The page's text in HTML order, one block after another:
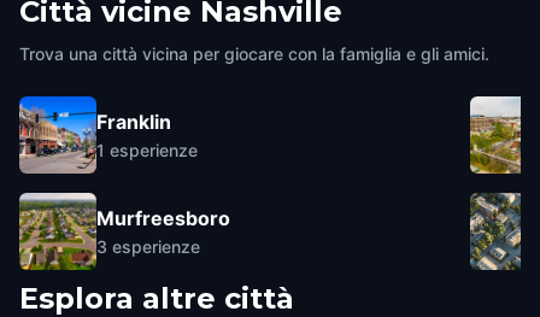
Città vicine Nashville
Trova una città vicina per giocare con la famiglia e gli amici.
Franklin
1 esperienze
Murfreesboro
3 esperienze
Esplora altre città